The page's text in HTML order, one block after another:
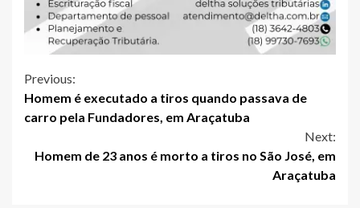
Continue
Reading
Previous:
Homem é executado a tiros quando passava de
carro pela Fundadores, em Araçatuba
Next:
Homem de 23 anos é morto a tiros no São José, em
Araçatuba